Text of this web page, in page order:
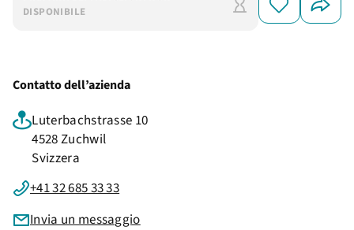
DISPONIBILE
Contatto dell’azienda
Luterbachstrasse 10
4528 Zuchwil
Svizzera
+41 32 685 33 33
Invia un messaggio